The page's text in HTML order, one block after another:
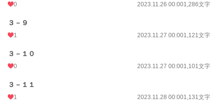
0 2023.11.26 00:001,286文字
３－９
1 2023.11.27 00:001,121文字
３－１０
0 2023.11.27 00:001,101文字
３－１１
1 2023.11.28 00:001,131文字